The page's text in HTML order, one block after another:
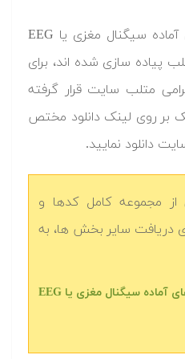
‫در ادامه کدها و برنامه های آماده سیگنال مغزی یا EEG
پیاده سازی شده اند، برای
متلب سایت قرار گرفته
بر روی لینک دانلود مختص
دانلود نمایید.‬
مجموعه کامل کدها و
دریافت سایر بخش ها، به
دانلود رایگان کدها و برنامه های آماده سیگنال مغزی یا EEG